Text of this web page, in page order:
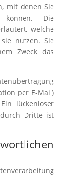
mit denen Sie
können. Die
welche
nutzen. Sie
Zweck das
per E-Mail)
lückenloser
Dritte ist